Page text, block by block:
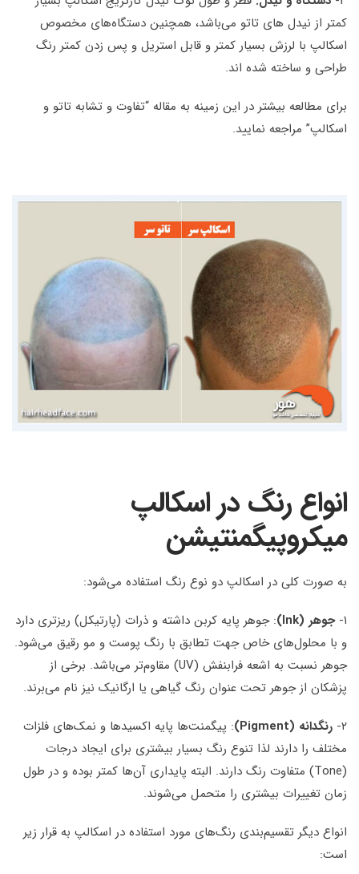
کمتر از نیدل های تاتو می‌باشد، همچنین دستگاه‌های مخصوص
اسکالپ با لرزش بسیار کمتر و قابل استریل و پس زدن کمتر رنگ
طراحی و ساخته شده اند.
برای مطالعه بیشتر در این زمینه به مقاله “تفاوت و تشابه تاتو و
اسکالپ” مراجعه نمایید.
انواع رنگ در اسکالپ
میکروپیگمنتیشن
به صورت کلی در اسکالپ دو نوع رنگ استفاده می‌شود:
۱- جوهر (Ink)
: جوهر پایه کربن داشته و ذرات (پارتیکل) ریزتری دارد
و با محلول‌های خاص جهت تطابق با رنگ پوست و مو رقیق می‌شود.
جوهر نسبت به اشعه فرابنفش (UV) مقاوم‌تر می‌باشد. برخی از
پزشکان از جوهر تحت عنوان رنگ گیاهی یا ارگانیک نیز نام می‌برند.
۲- رنگدانه (Pigment)
: پیگمنت‌ها پایه اکسیدها و نمک‌های فلزات
مختلف را دارند لذا تنوع رنگ بسیار بیشتری برای ایجاد درجات
(Tone) متفاوت رنگ دارند. البته پایداری آن‌ها کمتر بوده و در طول
زمان تغییرات بیشتری را متحمل می‌شوند.
انواع دیگر تقسیم‌بندی رنگ‌های مورد استفاده در اسکالپ به قرار زیر
است: